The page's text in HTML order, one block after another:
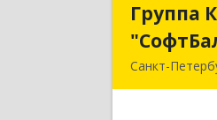
Группа
Санкт-